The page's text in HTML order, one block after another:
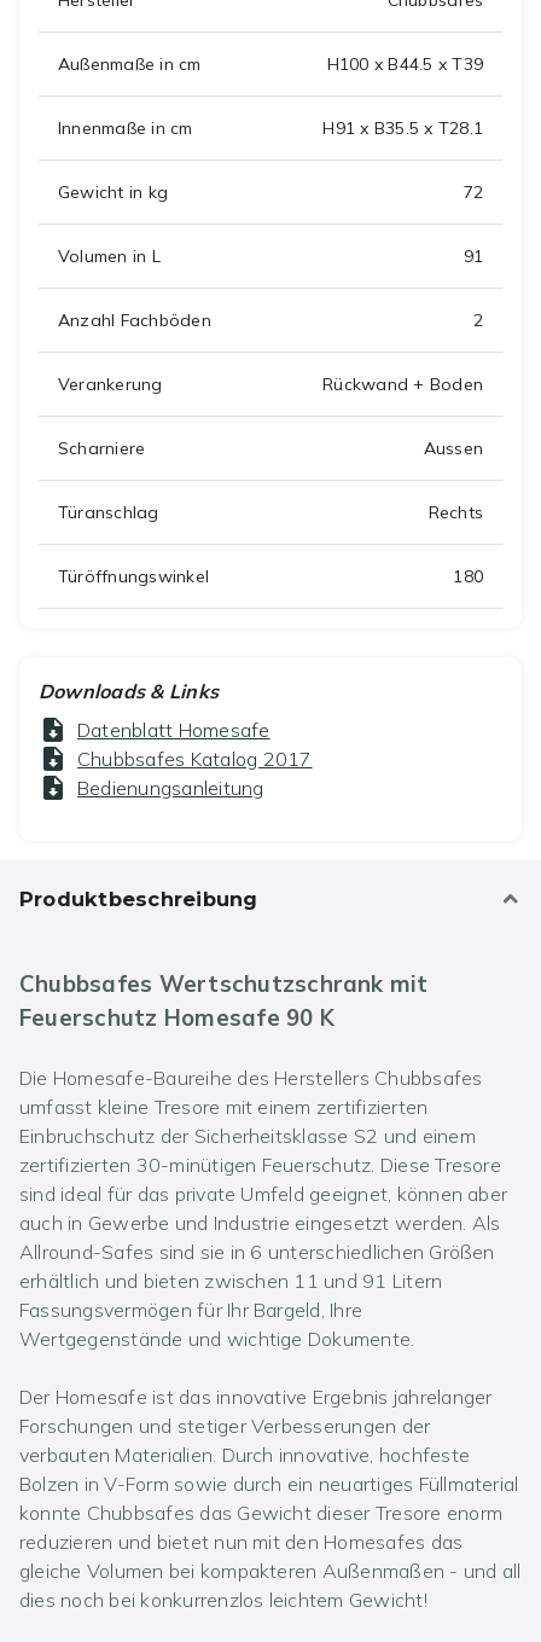
Außenmaße in cm H100 x B44.5 x T39
Innenmaße in cm H91 x B35.5 x T28.1
Gewicht in kg 72
Volumen in L 91
Anzahl Fachböden 2
Verankerung Rückwand + Boden
Scharniere Aussen
Türanschlag Rechts
Türöffnungswinkel 180
Downloads & Links
Datenblatt Homesafe
Chubbsafes Katalog 2017
Bedienungsanleitung
Produktbeschreibung
Chubbsafes Wertschutzschrank mit
Feuerschutz Homesafe 90 K
Die Homesafe-Baureihe des Herstellers Chubbsafes
umfasst kleine Tresore mit einem zertifizierten
Einbruchschutz der Sicherheitsklasse S2 und einem
zertifizierten 30-minütigen Feuerschutz. Diese Tresore
sind ideal für das private Umfeld geeignet, können aber
auch in Gewerbe und Industrie eingesetzt werden. Als
Allround-Safes sind sie in 6 unterschiedlichen Größen
erhältlich und bieten zwischen 11 und 91 Litern
Fassungsvermögen für Ihr Bargeld, Ihre
Wertgegenstände und wichtige Dokumente.
Der Homesafe ist das innovative Ergebnis jahrelanger
Forschungen und stetiger Verbesserungen der
verbauten Materialien. Durch innovative, hochfeste
Bolzen in V-Form sowie durch ein neuartiges Füllmaterial
konnte Chubbsafes das Gewicht dieser Tresore enorm
reduzieren und bietet nun mit den Homesafes das
gleiche Volumen bei kompakteren Außenmaßen - und all
dies noch bei konkurrenzlos leichtem Gewicht!